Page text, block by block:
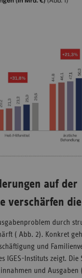
auf der
verschärfen
durch
( Abb. 2). Konkret
und
IGES-Instituts zeigt.
und